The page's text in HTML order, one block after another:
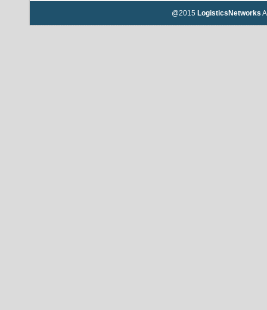
@2015 LogisticsNetworks